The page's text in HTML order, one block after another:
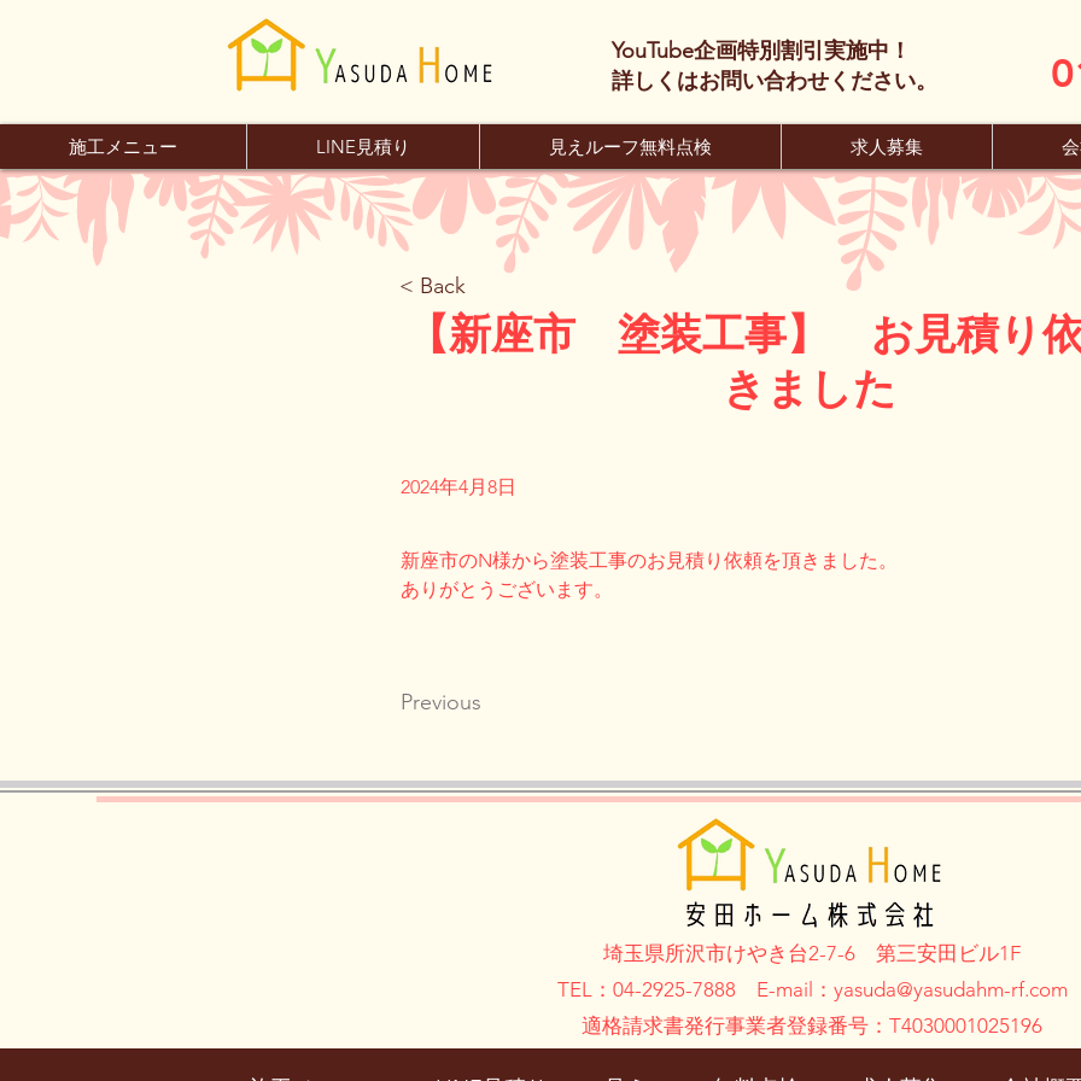
YouTube企画特別割引実施中！
​詳しくはお問い合わせください。
施工メニュー LINE見積り 見えルーフ無料点検 求人募集
< Back
【新座市 塗装工事】 お見積り
きました
2024年4月8日
新座市のN様から塗装工事のお見積り依頼を頂きました。
ありがとうございます。
Previous
埼玉県所沢市けやき台2-7-6 第三安田ビル1F
TEL：04-2925-7888 E-mail：yasuda@yasudahm-rf.com
適格請求書発行事業者登録番号：T4030001025196